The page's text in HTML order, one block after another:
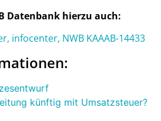
Datenbank hierzu auch:
infocenter, NWB KAAAB-14433
künftig mit Umsatzsteuer?